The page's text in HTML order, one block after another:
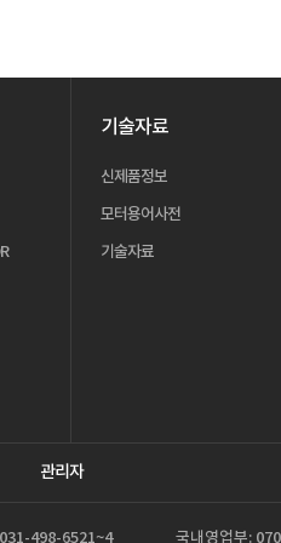
기술자료
신제품정보
모터용어사전
기술자료
관리자
498-6521~4 국내영업부: